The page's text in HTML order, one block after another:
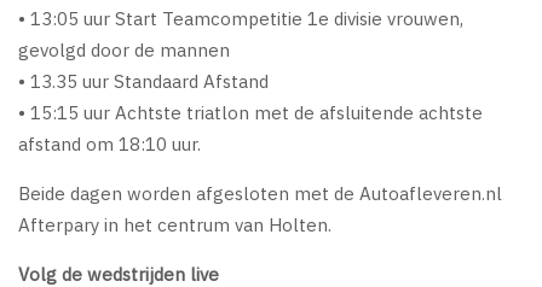
• 13:05 uur Start Teamcompetitie 1e divisie vrouwen,
gevolgd door de mannen
• 13.35 uur Standaard Afstand
• 15:15 uur Achtste triatlon met de afsluitende achtste
afstand om 18:10 uur.
Beide dagen worden afgesloten met de Autoafleveren.nl
Afterpary in het centrum van Holten.
Volg de wedstrijden live